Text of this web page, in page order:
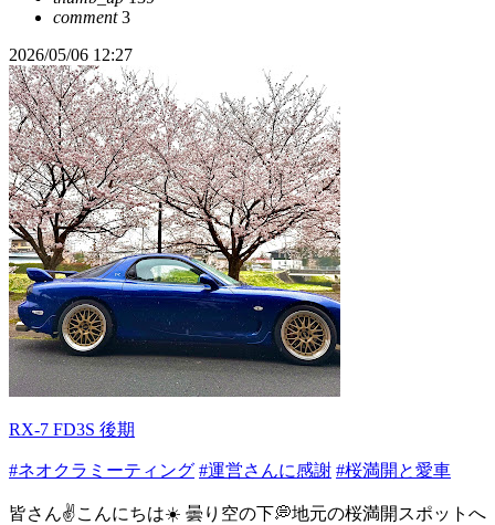
comment3
2026/05/06 12:27
RX-7 FD3S 後期
#ネオクラミーティング #運営さんに感謝 #桜満開と愛車
皆さん✌️こんにちは☀️ 曇り空の下💭地元の桜満開スポットへ